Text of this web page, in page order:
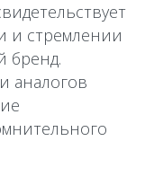
и стремлении
бренд.
аналогов